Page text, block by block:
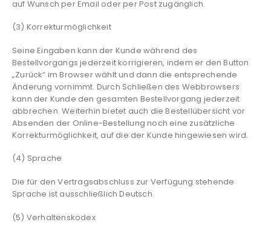
auf Wunsch per Email oder per Post zugänglich.
(3) Korrekturmöglichkeit
Seine Eingaben kann der Kunde während des
Bestellvorgangs jederzeit korrigieren, indem er den Button
„Zurück“ im Browser wählt und dann die entsprechende
Änderung vornimmt. Durch Schließen des Webbrowsers
kann der Kunde den gesamten Bestellvorgang jederzeit
abbrechen. Weiterhin bietet auch die Bestellübersicht vor
Absenden der Online-Bestellung noch eine zusätzliche
Korrekturmöglichkeit, auf die der Kunde hingewiesen wird.
(4) Sprache
Die für den Vertragsabschluss zur Verfügung stehende
Sprache ist ausschließlich Deutsch.
(5) Verhaltenskodex